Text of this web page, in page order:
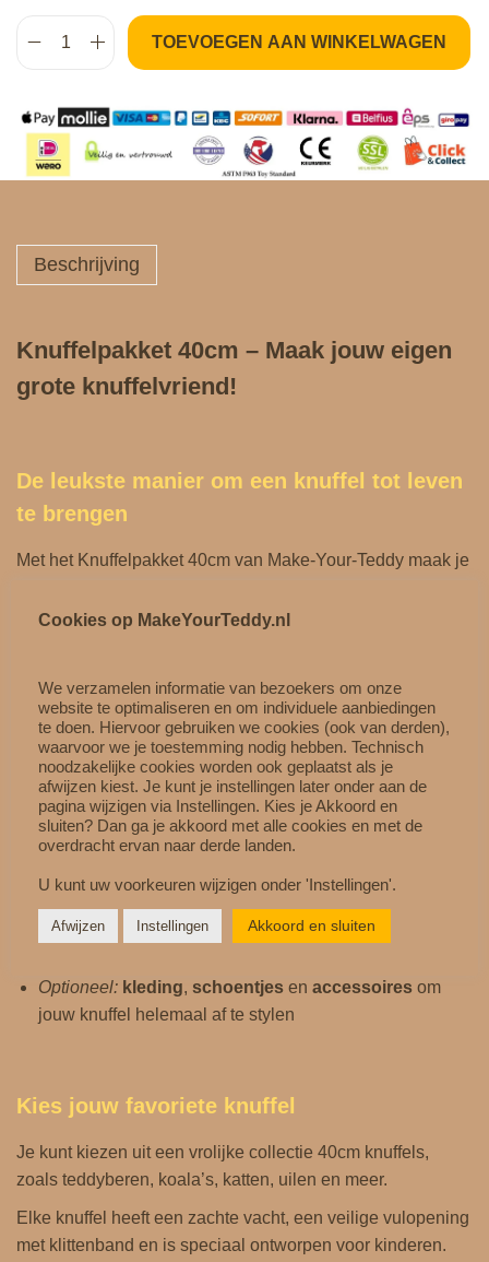
K
u
f
p
a
e
t
m
a
a
TOEVOEGEN AAN WINKELWAGEN
Beschrijving
Knuffelpakket 40cm – Maak jouw eigen
grote knuffelvriend!
De leukste manier om een knuffel tot leven
te brengen
Met het Knuffelpakket 40cm van Make‑Your‑Teddy maak je
Kies een van de lieve 40cm knuffels, vul hem zelf met de
extra magisch moment.
Dit pakket is ideaal voor thuis, een kinderfeestje of als
onderdeel van een KidsWorkshop.
Wat zit er in het Knuffelpakket 40cm?
Fibervulling 40cm
Setje wenshartjes
Geboortecertificaat A4
Optioneel: kleding, schoentjes en accessoires om
jouw knuffel helemaal af te stylen
Kies jouw favoriete knuffel
Je kunt kiezen uit een vrolijke collectie 40cm knuffels,
zoals teddyberen, koala’s, katten, uilen en meer.
Elke knuffel heeft een zachte vacht, een veilige vulopening
met klittenband en is speciaal ontworpen voor kinderen.
Cookies op MakeYourTeddy.nl
We verzamelen informatie van bezoekers om onze
website te optimaliseren en om individuele aanbiedingen
te doen. Hiervoor gebruiken we cookies (ook van derden),
waarvoor we je toestemming nodig hebben. Technisch
noodzakelijke cookies worden ook geplaatst als je
afwijzen kiest. Je kunt je instellingen later onder aan de
pagina wijzigen via Instellingen. Kies je Akkoord en
sluiten? Dan ga je akkoord met alle cookies en met de
overdracht ervan naar derde landen.
U kunt uw voorkeuren wijzigen onder 'Instellingen'.
Afwijzen Instellingen Akkoord en sluiten